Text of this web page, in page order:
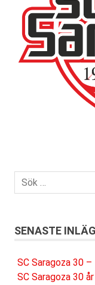
SENASTE
SC Saragoza 30
SC Saragoza 30